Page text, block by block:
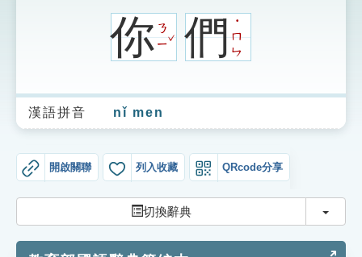
生字詞彙表
成語故事
索引選單
你 ㄋ
ㄧ
ˇ們 ˙
ㄇ
ㄣ
漢語拼音 nǐ men
開啟關聯 列入收藏 QRcode分享
切換辭典 切換